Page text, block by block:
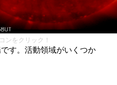
ンをクリック！
す。活動領域がいくつか